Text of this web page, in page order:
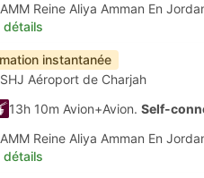
AMM Reine Aliya Amman En
détails
instantanée
SHJ Aéroport de Charjah
13h 10m Avion+Avion. Self-
AMM Reine Aliya Amman En
détails